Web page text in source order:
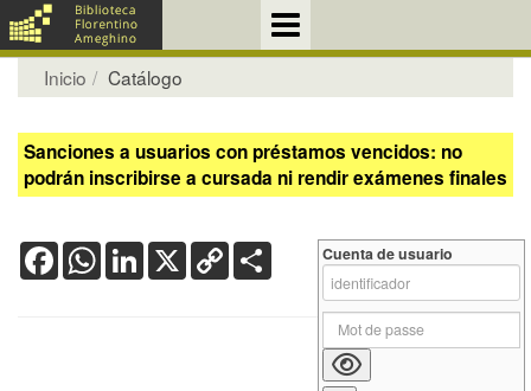
Inicio Catálogo
Sanciones a usuarios con préstamos vencidos: no
podrán inscribirse a cursada ni rendir exámenes finales
FacebookWhatsApp
LinkedIn
X Copy
Link
Cuenta de usuario